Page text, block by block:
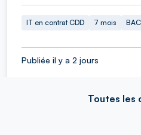
IT en contrat CDD 7 mois
Publiée il y a 2 jours
Toutes les